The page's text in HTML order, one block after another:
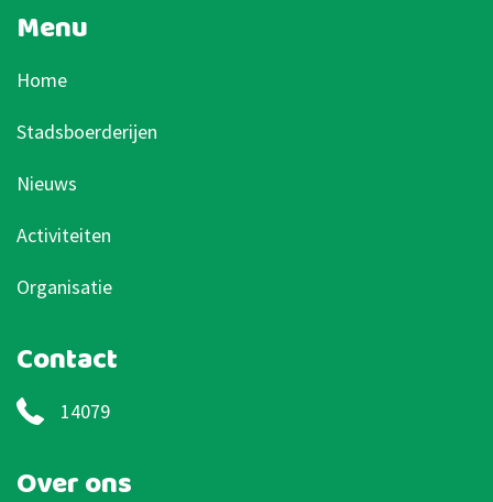
Menu
Home
Stadsboerderijen
Nieuws
Activiteiten
Organisatie
Contact
14079
Over ons